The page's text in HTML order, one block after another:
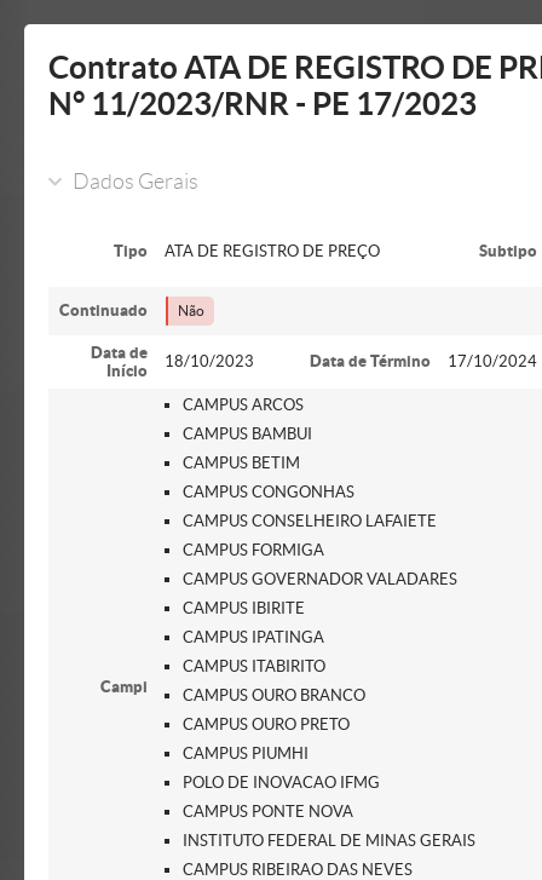
barra
Contrato ATA DE REGISTRO DE
N° 11/2023/RNR - PE 17/2023
Dados Gerais
Tipo ATA DE REGISTRO DE PREÇO Subtipo
Continuado Não
Data de
Início
18/10/2023 Data de Término 17/10/2024
Campi
CAMPUS ARCOS
CAMPUS BAMBUI
CAMPUS BETIM
CAMPUS CONGONHAS
CAMPUS CONSELHEIRO LAFAIETE
CAMPUS FORMIGA
CAMPUS GOVERNADOR VALADARES
CAMPUS IBIRITE
CAMPUS IPATINGA
CAMPUS ITABIRITO
CAMPUS OURO BRANCO
CAMPUS OURO PRETO
CAMPUS PIUMHI
POLO DE INOVACAO IFMG
CAMPUS PONTE NOVA
INSTITUTO FEDERAL DE MINAS GERAIS
CAMPUS RIBEIRAO DAS NEVES